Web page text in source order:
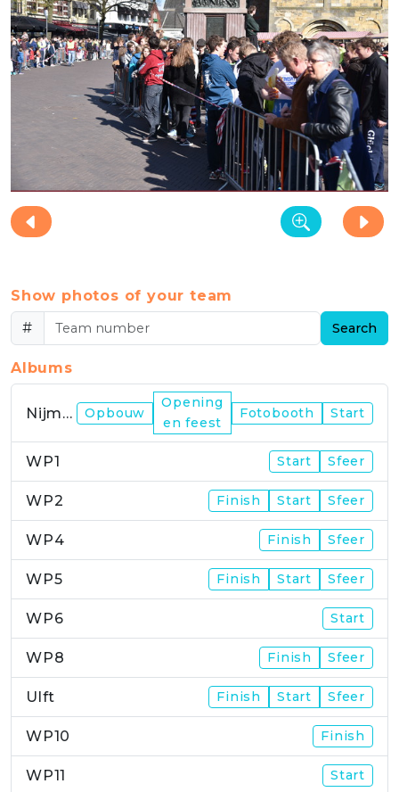
Show photos of your team
#
Search
Albums
Nijmegen Opbouw
Opening
en feest
Fotobooth Start
WP1 Start Sfeer
WP2 Finish Start Sfeer
WP4 Finish Sfeer
WP5 Finish Start Sfeer
WP6 Start
WP8 Finish Sfeer
Ulft Finish Start Sfeer
WP10 Finish
WP11 Start